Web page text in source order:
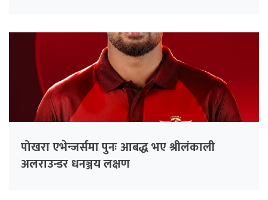
पोखरा एभेन्जर्समा पुनः आबद्ध भए श्रीलंकाली
अलराउन्डर धनञ्जय लक्षण